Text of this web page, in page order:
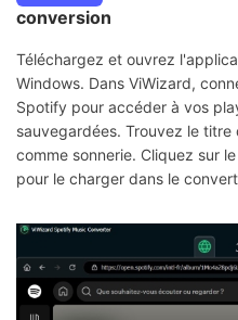
conversion
Téléchargez et ouvrez
Windows. Dans ViWizard,
Spotify pour accéder à vos
sauvegardées. Trouvez le
comme sonnerie. Cliquez sur
pour le charger dans le